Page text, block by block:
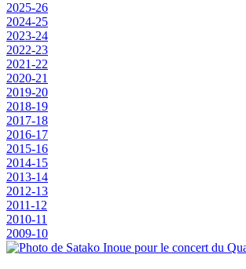
2025-26
2024-25
2023-24
2022-23
2021-22
2020-21
2019-20
2018-19
2017-18
2016-17
2015-16
2014-15
2013-14
2012-13
2011-12
2010-11
2009-10